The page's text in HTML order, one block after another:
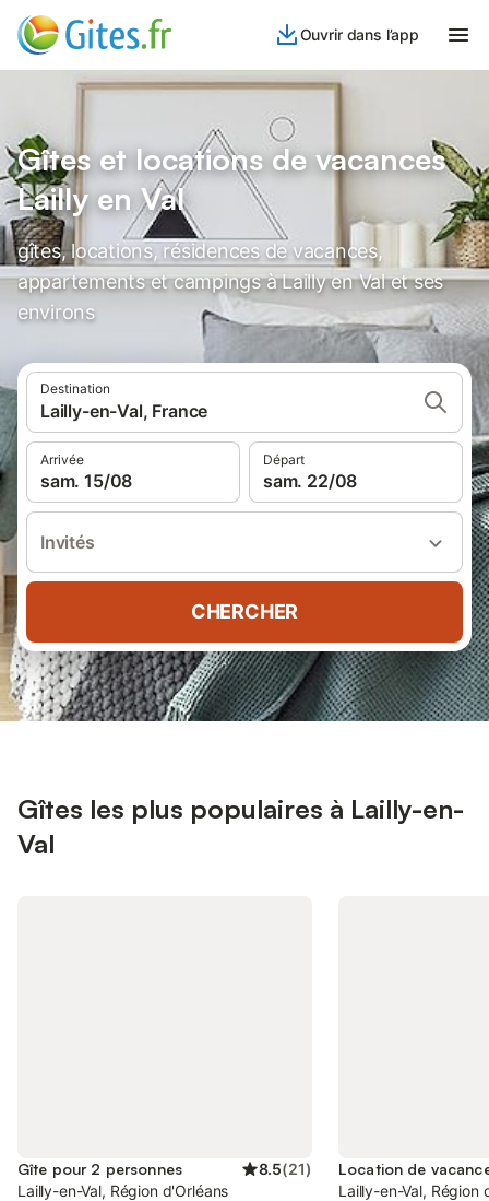
Ouvrir dans l’app
Gîtes et locations de vacances
Lailly en Val
gîtes, locations, résidences de vacances,
appartements et campings à Lailly en Val et ses
environs
Destination
Lailly-en-Val, France
Arrivée
sam. 15/08
Départ
sam. 22/08
Invités
CHERCHER
Gîtes les plus populaires à Lailly-en-
Val
Gîte pour 2 personnes 8.5(21)
Lailly-en-Val, Région d'Orléans
Lailly-en-Val, Région